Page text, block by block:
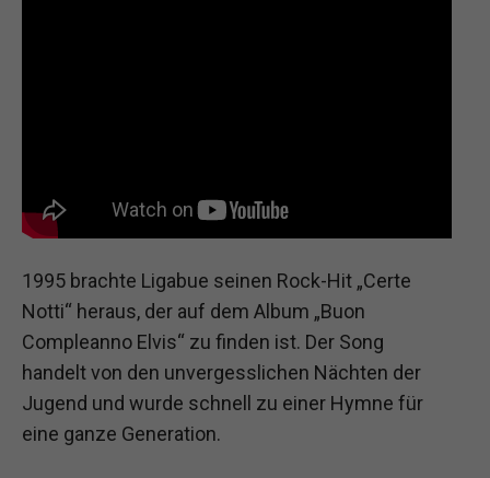
1995 brachte Ligabue seinen Rock-Hit „Certe
Notti“ heraus, der auf dem Album „Buon
Compleanno Elvis“ zu finden ist. Der Song
handelt von den unvergesslichen Nächten der
Jugend und wurde schnell zu einer Hymne für
eine ganze Generation.